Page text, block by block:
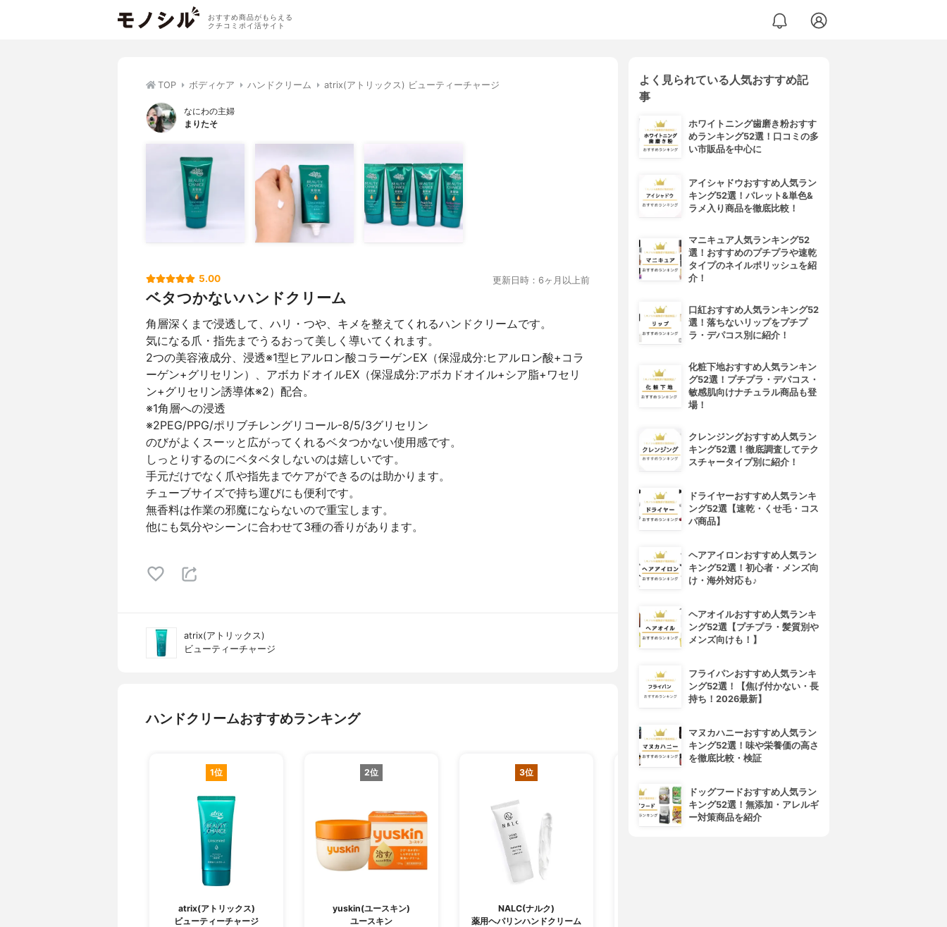
おすすめ商品がもらえる
クチコミポイ活サイト
TOP ボディケア ハンドクリーム atrix(アトリックス) ビューティーチャージ
なにわの主婦
まりたそ
5.00 更新日時：6ヶ月以上前
ベタつかないハンドクリーム
角層深くまで浸透して、ハリ・つや、キメを整えてくれるハンドクリームです。
気になる爪・指先までうるおって美しく導いてくれます。
2つの美容液成分、浸透※1型ヒアルロン酸コラーゲンEX（保湿成分:ヒアルロン酸+コラ
ーゲン+グリセリン）、アボカドオイルEX（保湿成分:アボカドオイル+シア脂+ワセリ
ン+グリセリン誘導体※2）配合。
※1角層への浸透
※2PEG/PPG/ポリブチレングリコール-8/5/3グリセリン
のびがよくスーッと広がってくれるベタつかない使用感です。
しっとりするのにベタベタしないのは嬉しいです。
手元だけでなく爪や指先までケアができるのは助かります。
チューブサイズで持ち運びにも便利です。
無香料は作業の邪魔にならないので重宝します。
他にも気分やシーンに合わせて3種の香りがあります。
atrix(アトリックス)
ビューティーチャージ
ハンドクリームおすすめランキング
1位
atrix(アトリックス)
ビューティーチャージ
2位
yuskin(ユースキン)
ユースキン
3位
NALC(ナルク)
薬用ヘパリンハンドクリーム
よく見られている人気おすすめ記
事
ホワイトニング歯磨き粉おすす
めランキング52選！口コミの多
い市販品を中心に
アイシャドウおすすめ人気ラン
キング52選！パレット&単色&
ラメ入り商品を徹底比較！
マニキュア人気ランキング52
選！おすすめのプチプラや速乾
タイプのネイルポリッシュを紹
介！
口紅おすすめ人気ランキング52
選！落ちないリップをプチプ
ラ・デパコス別に紹介！
化粧下地おすすめ人気ランキン
グ52選！プチプラ・デパコス・
敏感肌向けナチュラル商品も登
場！
クレンジングおすすめ人気ラン
キング52選！徹底調査してテク
スチャータイプ別に紹介！
ドライヤーおすすめ人気ランキ
ング52選【速乾・くせ毛・コス
パ商品】
ヘアアイロンおすすめ人気ラン
キング52選！初心者・メンズ向
け・海外対応も♪
ヘアオイルおすすめ人気ランキ
ング52選【プチプラ・髪質別や
メンズ向けも！】
フライパンおすすめ人気ランキ
ング52選！【焦げ付かない・長
持ち！2026最新】
マヌカハニーおすすめ人気ラン
キング52選！味や栄養価の高さ
を徹底比較・検証
ドッグフードおすすめ人気ラン
キング52選！無添加・アレルギ
ー対策商品を紹介